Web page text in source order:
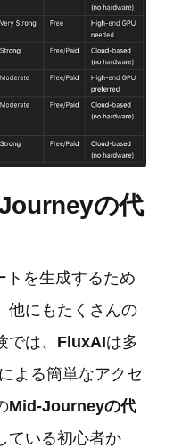
の代
トを生成するため
他にもたくさんの
は、 FluxAIは多
による簡単なアクセ
Mid-Journeyの代
ている初心者か